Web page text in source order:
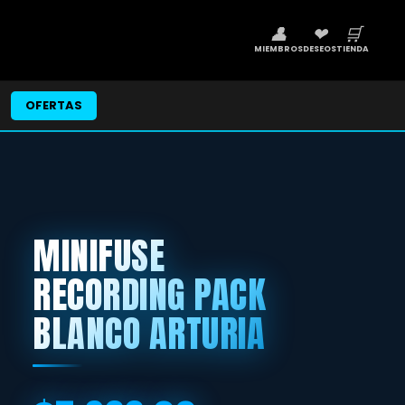
👤
MIEMBROS
❤
DESEOS
🛒
TIENDA
OFERTAS
MINIFUSE
RECORDING PACK
BLANCO ARTURIA